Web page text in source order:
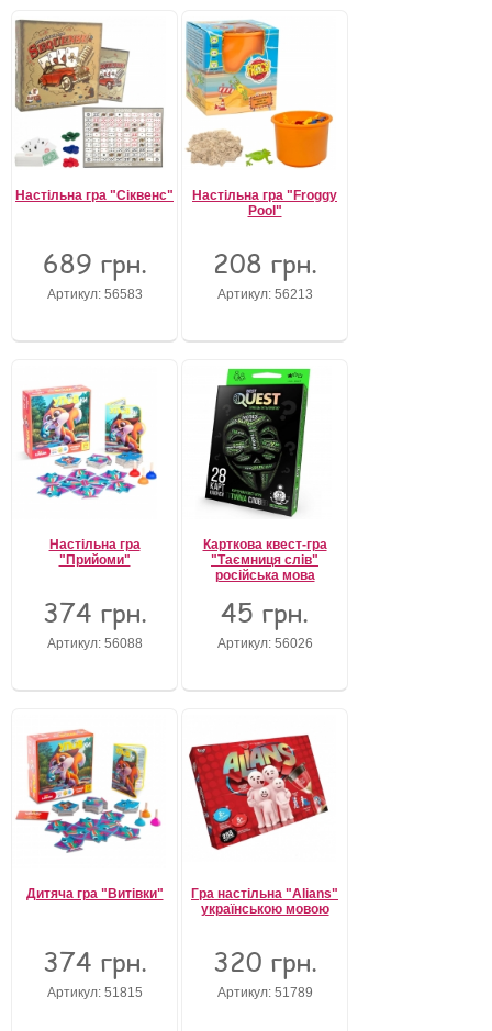
Настільна гра "Сіквенс"
689 грн.
Артикул: 56583
Настільна гра "Froggy
Pool"
208 грн.
Артикул: 56213
Настільна гра
"Прийоми"
374 грн.
Артикул: 56088
Карткова квест-гра
"Таємниця слів"
російська мова
45 грн.
Артикул: 56026
Дитяча гра "Витівки"
374 грн.
Артикул: 51815
Гра настільна "Alians"
українською мовою
320 грн.
Артикул: 51789